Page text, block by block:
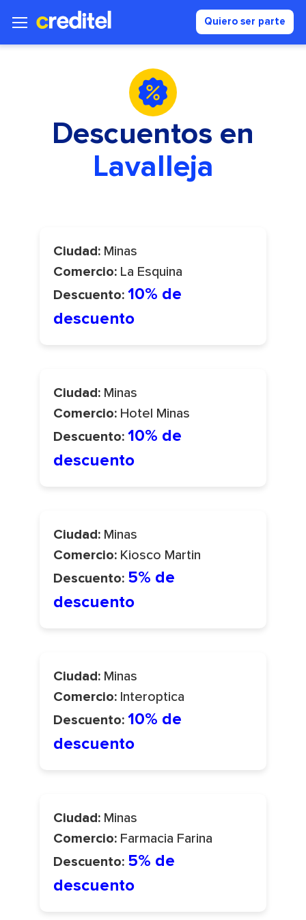
Quiero ser parte
Descuentos en
Lavalleja
Ciudad: Minas
Comercio: La Esquina
Descuento: 10% de
descuento
Ciudad: Minas
Comercio: Hotel Minas
Descuento: 10% de
descuento
Ciudad: Minas
Comercio: Kiosco Martin
Descuento: 5% de
descuento
Ciudad: Minas
Comercio: Interoptica
Descuento: 10% de
descuento
Ciudad: Minas
Comercio: Farmacia Farina
Descuento: 5% de
descuento